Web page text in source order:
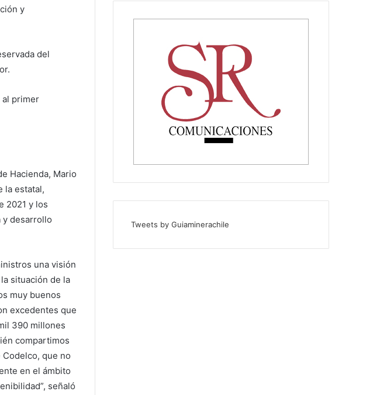
y
del
al primer
Hacienda, Mario
la estatal,
2021 y los
y desarrollo
una visión
situación de la
muy buenos
excedentes que
390 millones
compartimos
que no
en el ámbito
señaló
Tweets by Guiaminerachile